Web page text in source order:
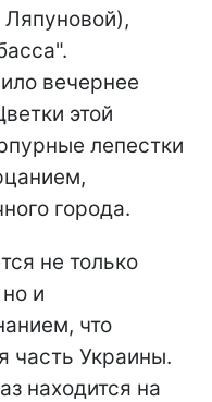
вечернее
этой
лепестки
города.
не только
и
что
часть Украины.
находится на